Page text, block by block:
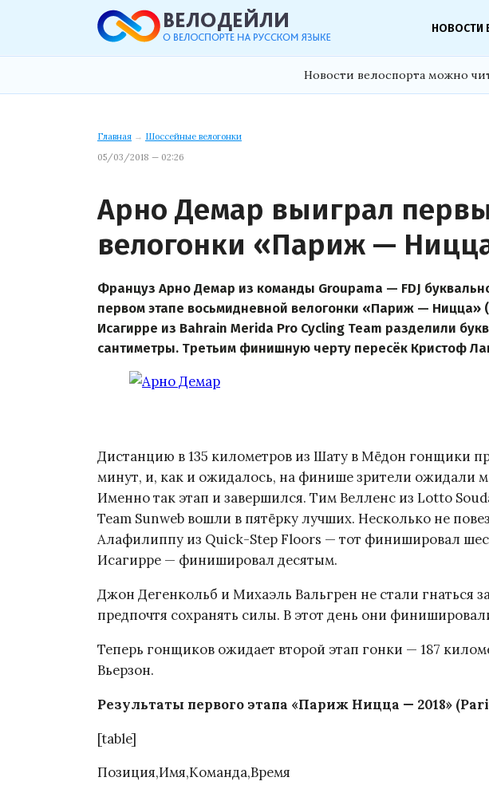
НОВОСТИ
Новости велоспорта можно
Главная → Шоссейные велогонки
05/03/2018 — 02:26
Арно Демар выиграл
велогонки «Париж —
Француз Арно Демар из команды Groupama — FDJ
первом этапе восьмидневной велогонки «Париж — Ницца»
Исагирре из Bahrain Merida Pro Cycling Team разделили
сантиметры. Третьим финишную черту пересёк Кристоф
Дистанцию в 135 километров из Шату в Мёдон гонщики
минут, и, как и ожидалось, на финише зрители ожидали
Именно так этап и завершился. Тим Велленс из Lotto
Team Sunweb вошли в пятёрку лучших. Несколько не
Алафилиппу из Quick-Step Floors — тот финишировал
Исагирре — финишировал десятым.
Джон Дегенкольб и Михаэль Вальгрен не стали гнаться
предпочтя сохранять силы. В этот день они
Теперь гонщиков ожидает второй этап гонки — 187
Вьерзон.
Результаты первого этапа «Париж Ницца — 2018»
[table]
Позиция,Имя,Команда,Время